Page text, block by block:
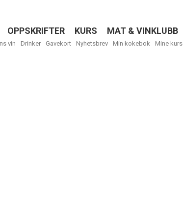
OPPSKRIFTER KURS MAT & VINKLUBB
vin Drinker Gavekort Nyhetsbrev Min kokebok Mine kurs